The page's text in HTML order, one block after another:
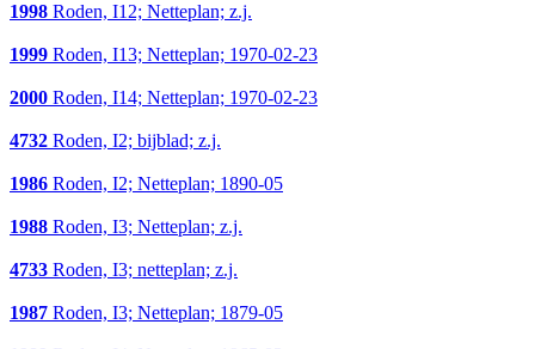
1998 Roden, I12; Netteplan; z.j.
1999 Roden, I13; Netteplan; 1970-02-23
2000 Roden, I14; Netteplan; 1970-02-23
4732 Roden, I2; bijblad; z.j.
1986 Roden, I2; Netteplan; 1890-05
1988 Roden, I3; Netteplan; z.j.
4733 Roden, I3; netteplan; z.j.
1987 Roden, I3; Netteplan; 1879-05